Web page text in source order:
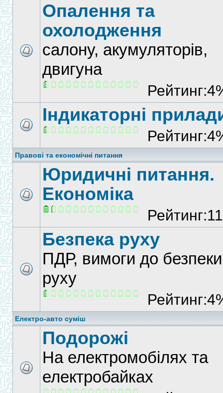
Опалення та
охолодження
салону, акумуляторів,
двигуна
Індикаторні
Правові та економічні питання
Юридичні питання.
Економіка
Безпека руху
ПДР, вимоги до безпеки
руху
Електро-авто суміш
Подорожі
На електромобілях та
електробайках